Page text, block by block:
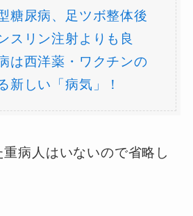
糖尿病、足ツボ整体後
スリン注射よりも良
は西洋薬・ワクチンの
新しい「病気」！
病人はいないので省略し